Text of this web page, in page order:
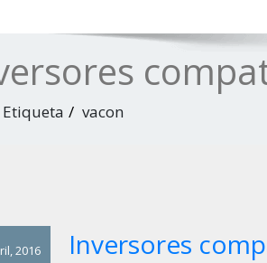
Etiqueta vacon
2016 Inversores